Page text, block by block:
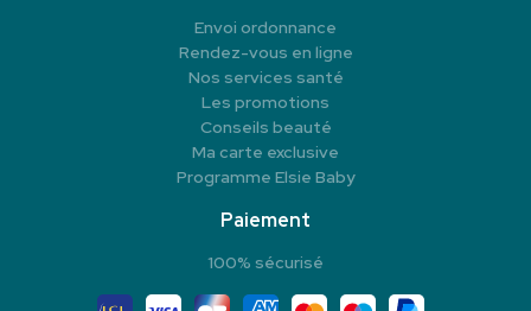
Envoi ordonnance
Rendez-vous en ligne
Nos services santé
Les promotions
Conseils beauté
Ma carte exclusive
Programme Elsie Baby
Paiement
100% sécurisé